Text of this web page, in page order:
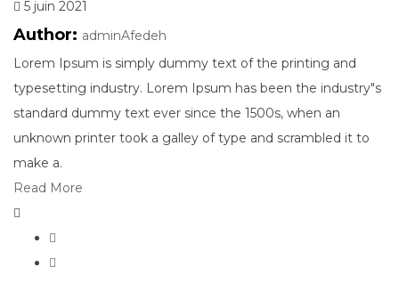
5 juin 2021
Author: adminAfedeh
Lorem Ipsum is simply dummy text of the printing and
typesetting industry. Lorem Ipsum has been the industry"s
standard dummy text ever since the 1500s, when an
unknown printer took a galley of type and scrambled it to
make a.
Read More